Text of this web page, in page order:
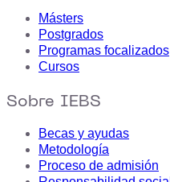
Másters
Postgrados
Programas focalizados
Cursos
Sobre IEBS
Becas y ayudas
Metodología
Proceso de admisión